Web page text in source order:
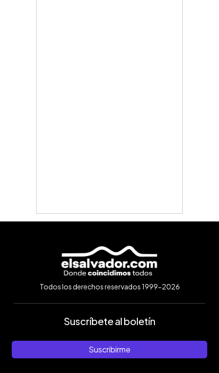
Todos los derechos reservados 1999-2026
Suscríbete al boletín
Suscribirme